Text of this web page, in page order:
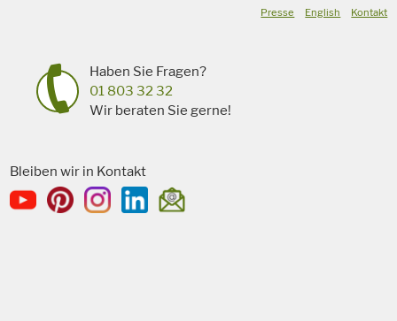
Presse English Kontakt
Haben Sie Fragen?
01 803 32 32
Wir beraten Sie gerne!
Bleiben wir in Kontakt